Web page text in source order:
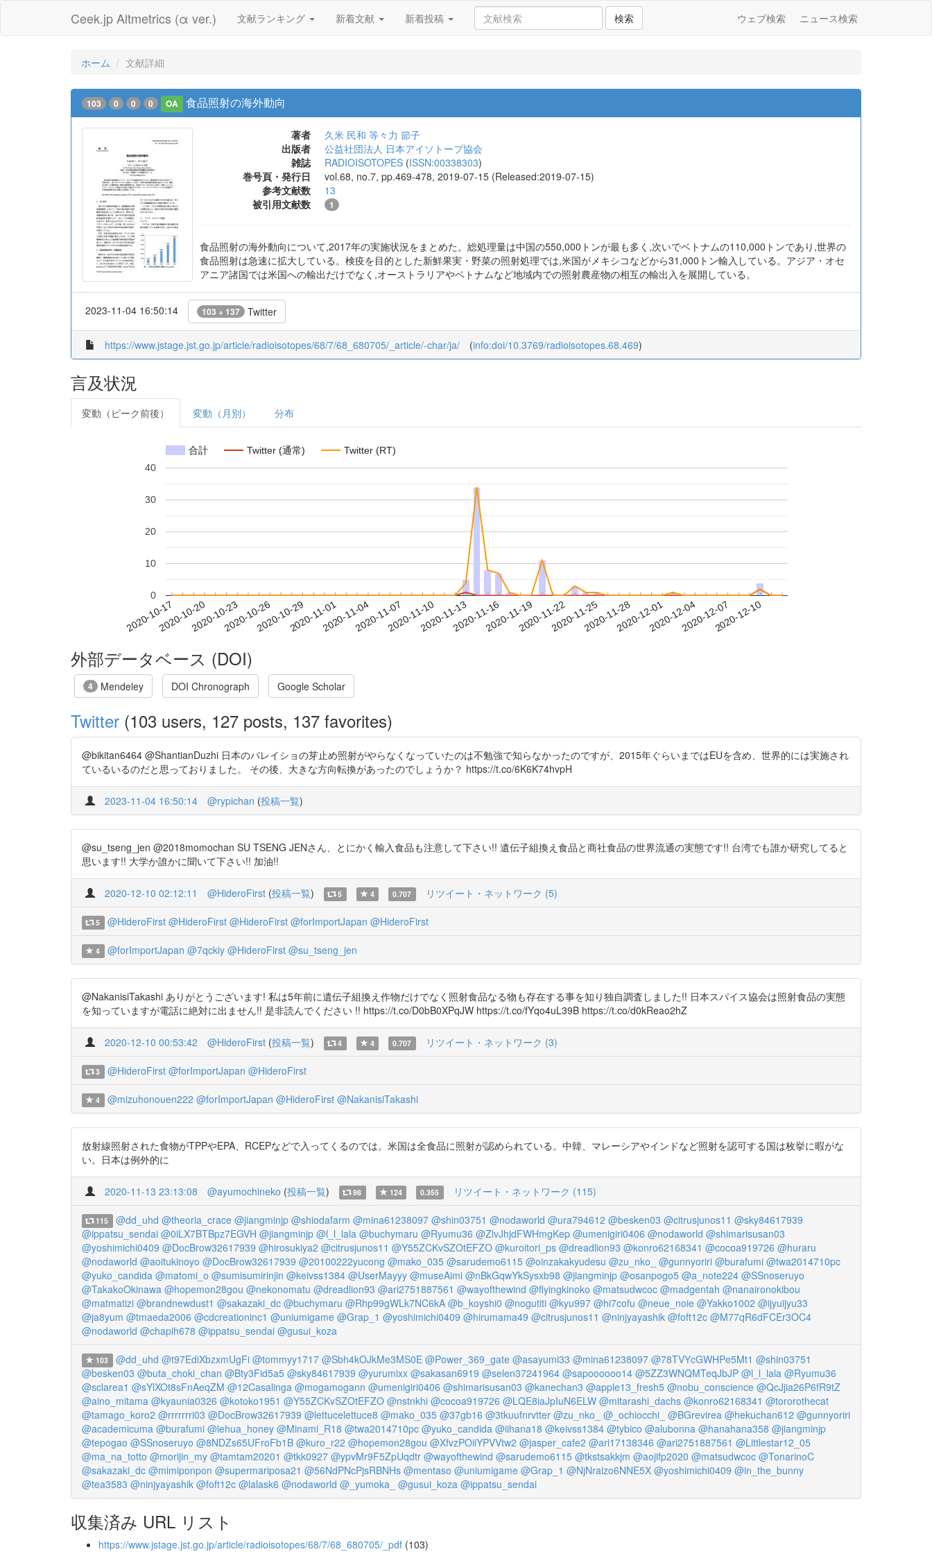
Ceek.jp Altmetrics (α ver.) 文献ランキング 新着文献 新着投稿 検索 ウェブ検索 ニュース検索
ホーム 文献詳細
103 0 0 0 OA 食品照射の海外動向
著者 久米 民和 等々力 節子
出版者
公益社団法人 日本アイソトープ協会
雑誌
RADIOISOTOPES (ISSN:00338303)
巻号頁・発行日
vol.68, no.7, pp.469-478, 2019-07-15 (Released:2019-07-15)
参考文献数
13
被引用文献数
1
食品照射の海外動向について,2017年の実施状況をまとめた。総処理量は中国の550,000トンが最も多く,次いでベトナムの110,000トンであり,世界の
食品照射は急速に拡大している。検疫を目的とした新鮮果実・野菜の照射処理では,米国がメキシコなどから31,000トン輸入している。アジア・オセ
アニア諸国では米国への輸出だけでなく,オーストラリアやベトナムなど地域内での照射農産物の相互の輸出入を展開している。
2023-11-04 16:50:14 103 + 137 Twitter
https://www.jstage.jst.go.jp/article/radioisotopes/68/7/68_680705/_article/-char/ja/ (info:doi/10.3769/radioisotopes.68.469)
言及状況
変動（ピーク前後） 変動（月別） 分布
合計 Twitter (通常) Twitter (RT)
2020-10-172020-10-202020-10-232020-10-262020-10-292020-11-012020-11-042020-11-072020-11-102020-11-132020-11-162020-11-192020-11-222020-11-252020-11-282020-12-012020-12-042020-12-072020-12-10
0
10
20
30
40
外部データベース (DOI)
4 Mendeley DOI Chronograph Google Scholar
Twitter (103 users, 127 posts, 137 favorites)
@bikitan6464 @ShantianDuzhi 日本のバレイショの芽止め照射がやらなくなっていたのは不勉強で知らなかったのですが、2015年ぐらいまではEUを含め、世界的には実施され
ているいるのだと思っておりました。 その後、大きな方向転換があったのでしょうか？ https://t.co/6K6K74hvpH
2023-11-04 16:50:14 @rypichan (投稿一覧)
@su_tseng_jen @2018momochan SU TSENG JENさん、とにかく輸入食品も注意して下さい!! 遺伝子組換え食品と商社食品の世界流通の実態です!! 台湾でも誰か研究してると
思います!! 大学か誰かに聞いて下さい!! 加油!!
2020-12-10 02:12:11 @HideroFirst (投稿一覧) 5 4 0.707 リツイート・ネットワーク (5)
5 @HideroFirst @HideroFirst @HideroFirst @forImportJapan @HideroFirst
4 @forImportJapan @7qckiy @HideroFirst @su_tseng_jen
@NakanisiTakashi ありがとうございます! 私は5年前に遺伝子組換え作物だけでなく照射食品なる物も存在する事を知り独自調査しました!! 日本スパイス協会は照射食品の実態
を知っていますが電話に絶対に出ません!! 是非読んでください !! https://t.co/D0bB0XPqJW https://t.co/fYqo4uL39B https://t.co/d0kReao2hZ
2020-12-10 00:53:42 @HideroFirst (投稿一覧) 4 4 0.707 リツイート・ネットワーク (3)
3 @HideroFirst @forImportJapan @HideroFirst
4 @mizuhonouen222 @forImportJapan @HideroFirst @NakanisiTakashi
放射線照射された食物がTPPやEPA、RCEPなどで入ってくるのでは。米国は全食品に照射が認められている。中韓、マレーシアやインドなど照射を認可する国は枚挙に暇がな
い。日本は例外的に
2020-11-13 23:13:08 @ayumochineko (投稿一覧) 98 124 0.355 リツイート・ネットワーク (115)
115 @dd_uhd @theoria_crace @jiangminjp @shiodafarm @mina61238097 @shin03751 @nodaworld @ura794612 @besken03 @citrusjunos11 @sky84617939
@ippatsu_sendai @0iLX7BTBpz7EGVH @jiangminjp @l_l_lala @buchymaru @Ryumu36 @ZlvJhjdFWHmgKep @umenigiri0406 @nodaworld @shimarisusan03
@yoshimichi0409 @DocBrow32617939 @hirosukiya2 @citrusjunos11 @Y55ZCKvSZOtEFZO @kuroitori_ps @dreadlion93 @konro62168341 @cocoa919726 @huraru
@nodaworld @aoitukinoyo @DocBrow32617939 @20100222yucong @mako_035 @sarudemo6115 @oinzakakyudesu @zu_nko_ @gunnyoriri @burafumi @twa2014710pc
@yuko_candida @matomi_o @sumisumirinjin @keivss1384 @UserMayyy @museAimi @nBkGqwYkSysxb98 @jiangminjp @osanpogo5 @a_note224 @SSnoseruyo
@TakakoOkinawa @hopemon28gou @nekonomatu @dreadlion93 @ari2751887561 @wayofthewind @flyingkinoko @matsudwcoc @madgentah @nanaironokibou
@matmatizi @brandnewdust1 @sakazaki_dc @buchymaru @Rhp99gWLk7NC6kA @b_koyshi0 @nogutiti @kyu997 @hi7cofu @neue_noie @Yakko1002 @ijyuijyu33
@ja8yum @tmaeda2006 @cdcreationinc1 @uniumigame @Grap_1 @yoshimichi0409 @hirumama49 @citrusjunos11 @ninjyayashik @foft12c @M77qR6dFCEr3OC4
@nodaworld @chapih678 @ippatsu_sendai @gusui_koza
103 @dd_uhd @t97EdiXbzxmUgFi @tommyy1717 @Sbh4kOJkMe3MS0E @Power_369_gate @asayumi33 @mina61238097 @78TVYcGWHPe5Mt1 @shin03751
@besken03 @buta_choki_chan @Bty3Fid5a5 @sky84617939 @yurumixx @sakasan6919 @selen37241964 @sapoooooo14 @5ZZ3WNQMTeqJbJP @l_l_lala @Ryumu36
@sclarea1 @sYlXOt8sFnAeqZM @12Casalinga @mogamogann @umenigiri0406 @shimarisusan03 @kanechan3 @apple13_fresh5 @nobu_conscience @QcJjia26P6fR9tZ
@aino_mitama @kyaunia0326 @kotoko1951 @Y55ZCKvSZOtEFZO @nstnkhi @cocoa919726 @LQE8iaJpIuN6ELW @mitarashi_dachs @konro62168341 @tororothecat
@tamago_koro2 @rrrrrrri03 @DocBrow32617939 @lettucelettuce8 @mako_035 @37gb16 @3tkuufnrvtter @zu_nko_ @_ochiocchi_ @BGrevirea @hekuchan612 @gunnyoriri
@academicuma @burafumi @lehua_honey @Minami_R18 @twa2014710pc @yuko_candida @iihana18 @keivss1384 @tybico @alubonna @hanahana358 @jiangminjp
@tepogao @SSnoseruyo @8NDZs65UFroFb1B @kuro_r22 @hopemon28gou @XfvzPOiiYPVVtw2 @jasper_cafe2 @ari17138346 @ari2751887561 @Littlestar12_05
@ma_na_totto @morijin_my @tamtam20201 @tkk0927 @ypvMr9F5ZpUqdtr @wayofthewind @sarudemo6115 @tkstsakkjm @aojifp2020 @matsudwcoc @TonarinoC
@sakazaki_dc @mimiponpon @supermariposa21 @56NdPNcPjsRBNHs @mentaso @uniumigame @Grap_1 @NjNraizo6NNE5X @yoshimichi0409 @in_the_bunny
@tea3583 @ninjyayashik @foft12c @lalask6 @nodaworld @_yumoka_ @gusui_koza @ippatsu_sendai
収集済み URL リスト
https://www.jstage.jst.go.jp/article/radioisotopes/68/7/68_680705/_pdf (103)